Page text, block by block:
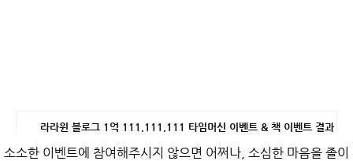
라라윈 블로그 1억 111,111,111 타임머신 이벤트 & 책 이벤트 결과
소소한 이벤트에 참여해주시지 않으면 어쩌나, 소심한 마음을 졸이